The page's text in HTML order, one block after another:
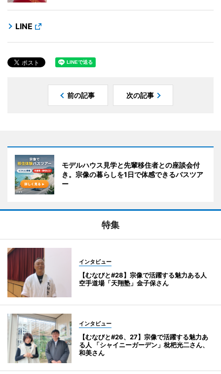
LINE
前の記事 次の記事
モデルハウス見学と先輩移住者との座談会付
き。宗像の暮らしを1日で体感できるバスツア
ー
特集
インタビュー
【むなびと#28】宗像で活躍する魅力ある人
空手道場「天翔塾」金子保さん
インタビュー
【むなびと#26、27】宗像で活躍する魅力あ
る人 「シャイニーガーデン」枇杷光二さん、
和美さん